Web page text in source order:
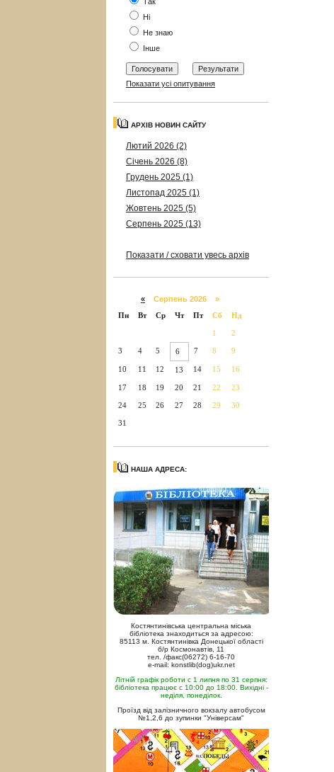
Ні
Не знаю
Інше
Показати усі опитування
АРХІВ НОВИН САЙТУ
Лютий 2026 (2)
Січень 2026 (8)
Грудень 2025 (1)
Листопад 2025 (1)
Жовтень 2025 (5)
Серпень 2025 (13)
Показати / сховати увесь архів
« Серпень 2026 »
Пн
Вт Ср Чт Пт Сб Нд
1 2
3 4 5 6 7 8 9
10 11 12 13 14 15 16
17 18 19 20 21 22 23
24 25 26 27 28 29 30
31
НАША АДРЕСА:
Костянтинівська центральна міська
бібліотека знаходиться за адресою:
85113 м. Костянтинівка Донецької області
б/р Космонавтів, 11
тел. /факс(06272) 6-16-70
e-mail: konstlib(dog)ukr.net
Літній графік роботи с 1 липня по 31 серпня:
бібліотека працює с 10:00 до 18:00. Вихідні -
неділя, понеділок.
Проїзд від залізничного вокзалу автобусом
№1,2,6 до зупинки "Універсам"